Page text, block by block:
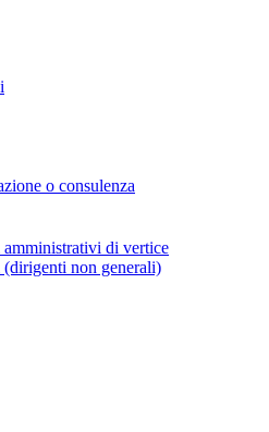
o consulenza
di vertice
non generali)